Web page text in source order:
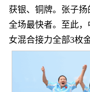
获银、铜牌。张子
全场最快者。至此
女混合接力全部3枚金